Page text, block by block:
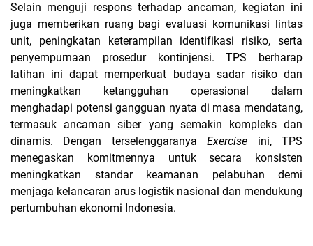
Selain menguji respons terhadap ancaman, kegiatan ini
juga memberikan ruang bagi evaluasi komunikasi lintas
unit, peningkatan keterampilan identifikasi risiko, serta
penyempurnaan prosedur kontinjensi. TPS berharap
latihan ini dapat memperkuat budaya sadar risiko dan
meningkatkan ketangguhan operasional dalam
menghadapi potensi gangguan nyata di masa mendatang,
termasuk ancaman siber yang semakin kompleks dan
dinamis.
Dengan terselenggaranyaExercise ini, TPS
menegaskan komitmennya untuk secara konsisten
meningkatkan standar keamanan pelabuhan demi
menjaga kelancaran arus logistik nasional dan mendukung
pertumbuhan ekonomi Indonesia.